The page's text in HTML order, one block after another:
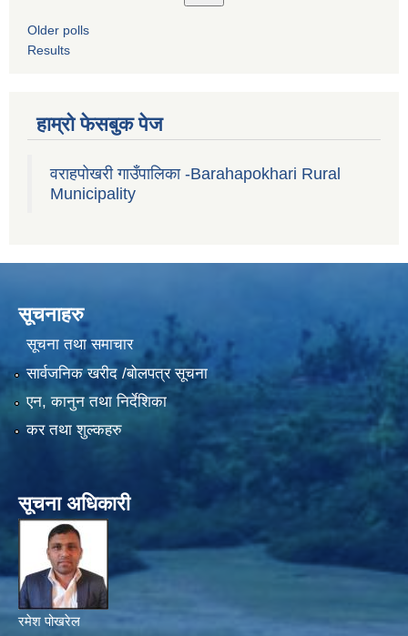
Older polls
Results
हाम्रो फेसबुक पेज
वराहपोखरी गाउँपालिका -Barahapokhari Rural
Municipality
सूचनाहरु
सूचना तथा समाचार
सार्वजनिक खरीद /बोलपत्र सूचना
एन, कानुन तथा निर्देशिका
कर तथा शुल्कहरु
सूचना अधिकारी
रमेश पोखरेल